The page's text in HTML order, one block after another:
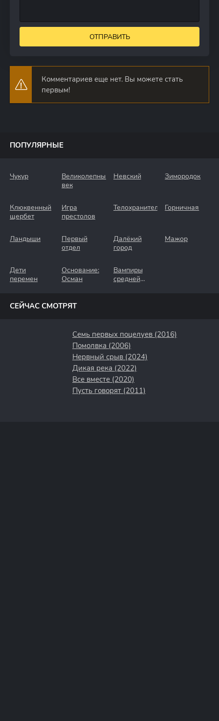
ОТПРАВИТЬ
Комментариев еще нет. Вы можете стать
первым!
ПОПУЛЯРНЫЕ
Чукур
Великолепный
век
Невский Зимородок
Клюквенный
щербет
Игра
престолов
Телохранители Горничная
Ландыши
Первый
отдел
Далёкий
город
Мажор
Дети
перемен
Основание:
Осман
Вампиры
средней
СЕЙЧАС СМОТРЯТ
Семь первых поцелуев (2016)
Помолвка (2006)
Нервный срыв (2024)
Дикая река (2022)
Все вместе (2020)
Пусть говорят (2011)